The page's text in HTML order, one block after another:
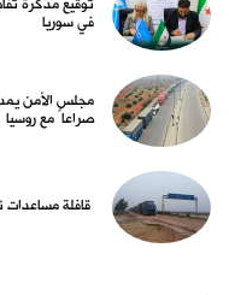
في سوريا
مجلس الأمن
صراعاً مع روسيا
قافلة